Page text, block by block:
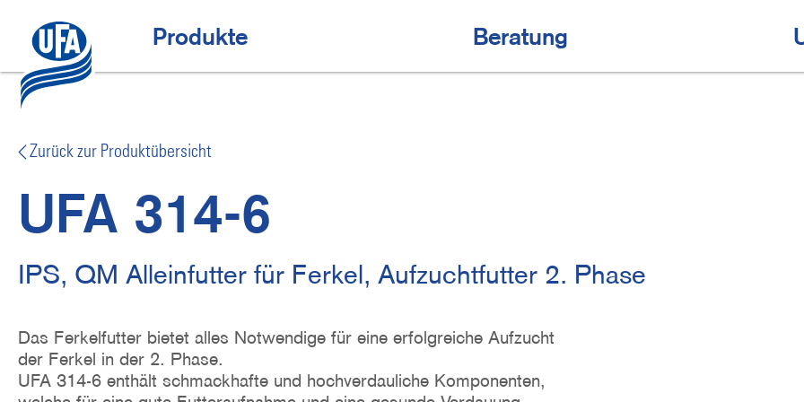
Inhalt
H
a
t
a
v
i
a
t
i
Produkte Beratung
Top-Angebote
Zurück zur Produktübersicht
UFA 314-6
IPS, QM Alleinfutter für Ferkel, Aufzuchtfutter 2. Phase
Das Ferkelfutter bietet alles Notwendige für eine erfolgreiche Aufzucht
der Ferkel in der 2. Phase.
UFA 314-6 enthält schmackhafte und hochverdauliche Komponenten,